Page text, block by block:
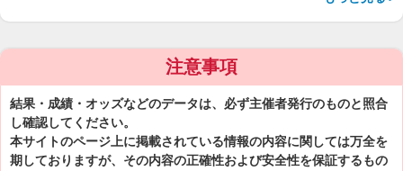
注意事項
結果・成績・オッズなどのデータは、必ず主催者発行のものと照合
し確認してください。
本サイトのページ上に掲載されている情報の内容に関しては万全を
期しておりますが、その内容の正確性および安全性を保証するもの